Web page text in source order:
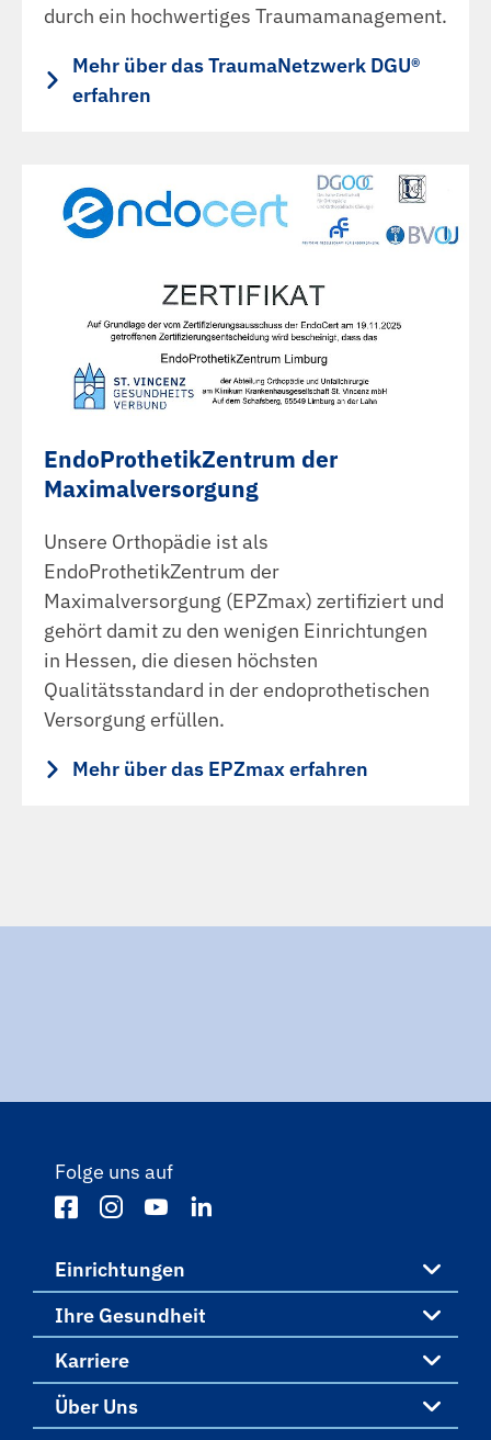
durch ein hochwertiges Traumamanagement.
Mehr über das TraumaNetzwerk DGU®
erfahren
EndoProthetikZentrum der
Maximalversorgung
Unsere Orthopädie ist als
EndoProthetikZentrum der
Maximalversorgung (EPZmax) zertifiziert und
gehört damit zu den wenigen Einrichtungen
in Hessen, die diesen höchsten
Qualitätsstandard in der endoprothetischen
Versorgung erfüllen.
Mehr über das EPZmax erfahren
Folge uns auf
Einrichtungen
Einrichtungen
St. Vincenz-Krankenhaus Limburg
Ihre Gesundheit
Ihre Gesundheit
Karriere
Über Uns